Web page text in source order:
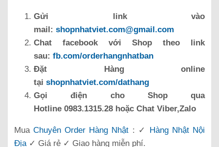
Gửi link vào
mail: shopnhatviet.com@gmail.com
Chat facebook với Shop theo link
sau: fb.com/orderhangnhatban
Đặt Hàng online
tại shopnhatviet.com/dathang
Gọi điện cho Shop qua
Hotline 0983.1315.28 hoặc Chat Viber,Zalo
MuaChuyên Order Hàng Nhật : ✓ Hàng Nhật Nội
Địa✓ Giá rẻ ✓ Giao hàng miễn phí.